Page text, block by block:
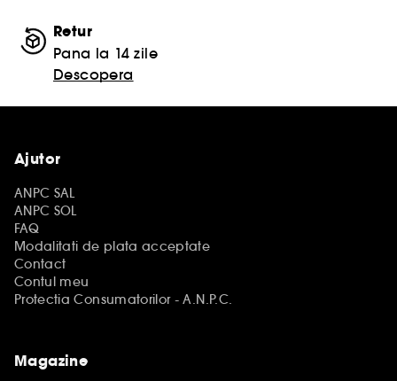
Retur
Pana la 14 zile
Descopera
Ajutor
ANPC SAL
ANPC SOL
FAQ
Modalitati de plata acceptate
Contact
Contul meu
Protectia Consumatorilor - A.N.P.C.
Magazine